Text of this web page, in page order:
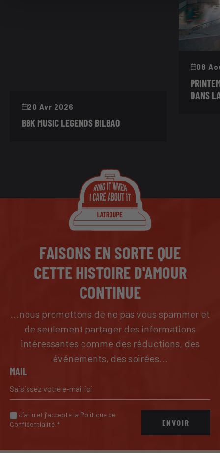
20 Avr 2026
BBK MUSIC LEGENDS BILBAO
08
DANS
FAISONS EN SORTE QUE
CETTE HISTOIRE D'AMOUR
CONTINUE
...nous promettons de ne pas vous spammer et
de seulement partager des informations
intéressantes comme des réductions, des
événements, des soirées...
MAIL
ENVOIR
J’ai lu et j’accepte la Politique de
Confidentialité. *